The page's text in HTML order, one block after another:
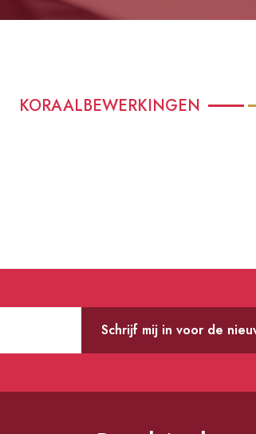
KORAALBEWERKINGEN
Schrijf mij in voor de